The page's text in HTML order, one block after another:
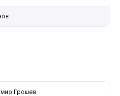
Грошев